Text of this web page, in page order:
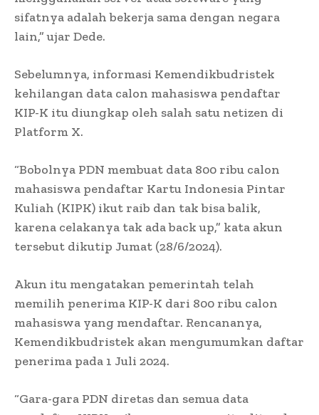
sifatnya adalah bekerja sama dengan negara
lain,” ujar Dede.
Sebelumnya, informasi Kemendikbudristek
kehilangan data calon mahasiswa pendaftar
KIP-K itu diungkap oleh salah satu netizen di
Platform X.
“Bobolnya PDN membuat data 800 ribu calon
mahasiswa pendaftar Kartu Indonesia Pintar
Kuliah (KIPK) ikut raib dan tak bisa balik,
karena celakanya tak ada back up,” kata akun
tersebut dikutip Jumat (28/6/2024).
Akun itu mengatakan pemerintah telah
memilih penerima KIP-K dari 800 ribu calon
mahasiswa yang mendaftar. Rencananya,
Kemendikbudristek akan mengumumkan daftar
penerima pada 1 Juli 2024.
“Gara-gara PDN diretas dan semua data